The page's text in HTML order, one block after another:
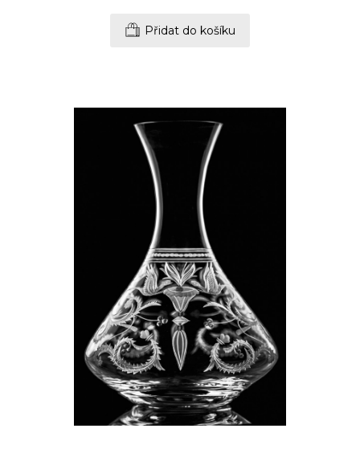
Přidat do košíku